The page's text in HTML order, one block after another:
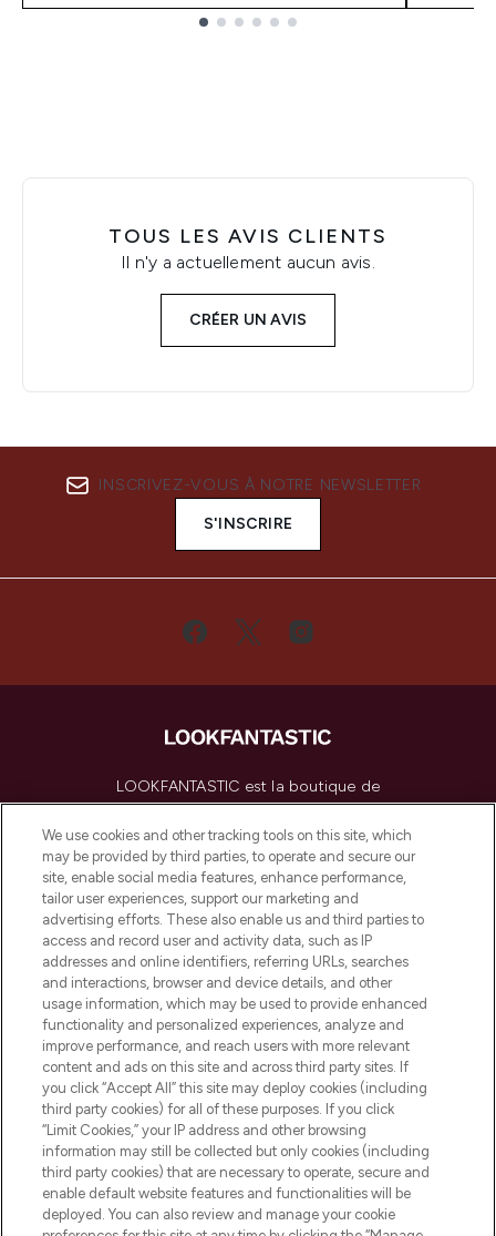
TOUS LES AVIS CLIENTS
Il n'y a actuellement aucun avis.
CRÉER UN AVIS
INSCRIVEZ-VOUS À NOTRE NEWSLETTER
S'INSCRIRE
LOOKFANTASTIC est la boutique de
beauté incontournable en Europe,
proposant les meilleurs produits de soins
de la peau, des cheveux et de maquillage
de plus de 200 marques prestigieuses.
Faites vos achats en ligne ou via
l’application, avec la livraison offerte dès
55€ d'achat.
Consentement aux cookies
Do Not Sell or Share My Personal
Information
AIDE ET INFORMATIONS
INFORMATIONS GÉNÉRALES
À PROPOS DE LOOKFANTASTIC
We use cookies and other tracking tools on this site, which
may be provided by third parties, to operate and secure our
site, enable social media features, enhance performance,
tailor user experiences, support our marketing and
advertising efforts. These also enable us and third parties to
access and record user and activity data, such as IP
addresses and online identifiers, referring URLs, searches
and interactions, browser and device details, and other
usage information, which may be used to provide enhanced
functionality and personalized experiences, analyze and
improve performance, and reach users with more relevant
content and ads on this site and across third party sites. If
you click “Accept All” this site may deploy cookies (including
third party cookies) for all of these purposes. If you click
“Limit Cookies,” your IP address and other browsing
information may still be collected but only cookies (including
third party cookies) that are necessary to operate, secure and
enable default website features and functionalities will be
deployed. You can also review and manage your cookie